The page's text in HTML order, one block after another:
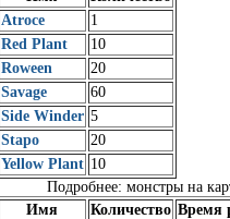
Atroce
1
Red Plant
10
Roween
20
Savage
60
Side Winder 5
Stapo
20
Yellow Plant 10
Подробнее: монстры на
Имя
Количество Время